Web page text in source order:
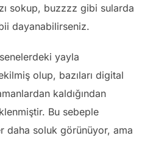
sokup, buzzzz gibi sularda
dayanabilirseniz.
yayla
olup, bazıları digital
kaldığından
Bu sebeple
daha soluk görünüyor, ama